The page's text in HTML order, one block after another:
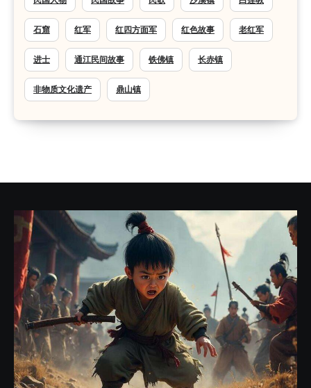
石窟 红军 红四方面军 红色故事 老红军
进士 通江民间故事 铁佛镇 长赤镇
非物质文化遗产 鼎山镇